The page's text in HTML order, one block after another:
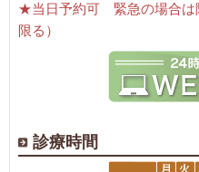
★当日予約可 緊急の場合は
限る）
診療時間